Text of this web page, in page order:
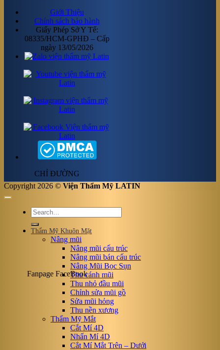
Giới Thiệu
Chính sách bảo hành
Giấy Phép Sở Y Tế:
08335/HCM-GPHĐ – Cấp
ngày 13/05/2026
CHỈ ĐƯỜNG
Fanpage FaceBook
Copyright 2026 © Viện Thẩm Mỹ LATIN
Thẩm Mỹ Khuôn Mặt
Nâng mũi
Nâng mũi cấu trúc
Nâng mũi bán cấu trúc
Nâng Mũi Bọc Sụn
Thu cánh mũi
Thu nhỏ đầu mũi
Chỉnh sửa mũi gồ
Sửa mũi hỏng
Thu nền xương
Thẩm Mỹ Mắt
Cắt Mí 4D
Nhấn Mí 4D
Cắt Mí Mắt Trên – Dưới